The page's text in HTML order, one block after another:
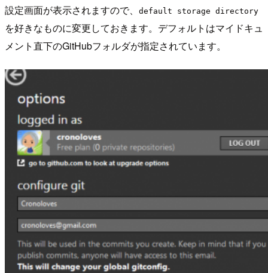
設定画面が表示されますので、 default storage directory
を好きなものに変更しておきます。デフォルトはマイドキュ
メント直下のGitHubフォルダが指定されています。